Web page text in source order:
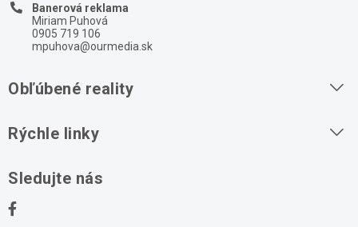
Banerová reklama
Miriam Puhová
0905 719 106
mpuhova@ourmedia.sk
Obľúbené reality
Domy na predaj
Stavebné pozemky
Rýchle linky
Sledujte nás